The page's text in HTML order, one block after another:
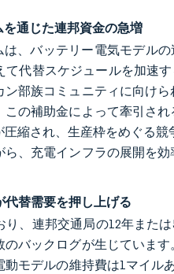
通じた連邦資金の急増
、バッテリー電気モデル
代替スケジュールを加速
部族コミュニティに向け
の補助金によって牽引さ
縮され、生産枠をめぐる
、充電インフラの展開を
替需要を押し上げる
、連邦交通局の12年また
バックログが生じていま
モデルの維持費は1マイル